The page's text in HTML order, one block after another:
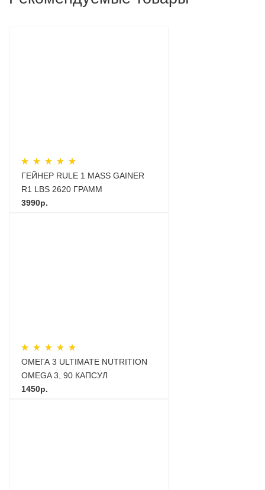
ГЕЙНЕР RULE 1 MASS GAINER
R1 LBS 2620 ГРАММ
3990р.
ОМЕГА 3 ULTIMATE NUTRITION
OMEGA 3, 90 КАПСУЛ
1450р.